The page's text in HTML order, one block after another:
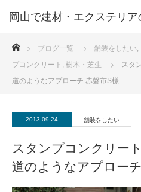
ブログ一覧 舗装をしたい,
プコンクリート , 樹木・芝生
スタ
道のようなアプローチ 赤磐市S様
2013.09.24 舗装をしたい
スタンプコンクリー
道のようなアプロー